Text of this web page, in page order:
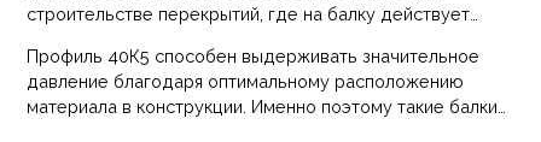
строительстве перекрытий, где на балку действует
людей.
Профиль 40К5 способен выдерживать значительное
давление благодаря оптимальному расположению
материала в конструкции. Именно поэтому такие балки